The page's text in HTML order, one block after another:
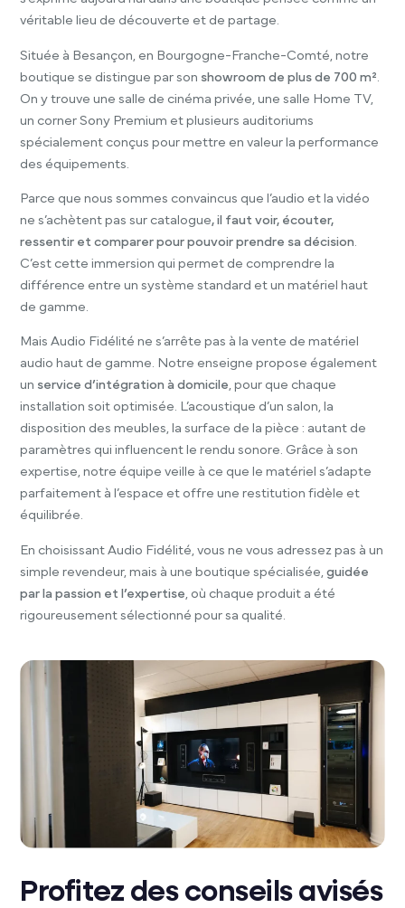
véritable lieu de découverte et de partage.
Située à Besançon, en Bourgogne-Franche-Comté, notre
boutique se distingue par son showroom de plus de 700 m²
On y trouve une salle de cinéma privée, une salle Home TV,
un corner Sony Premium et plusieurs auditoriums
spécialement conçus pour mettre en valeur la performance
des équipements.
Parce que nous sommes convaincus que l’audio et la vidéo
ne s’achètent pas sur catalogue, il faut voir, écouter,
ressentir et comparer pour pouvoir prendre sa décision.
C’est cette immersion qui permet de comprendre la
différence entre un système standard et un matériel haut
de gamme.
Mais Audio Fidélité ne s’arrête pas à la vente de matériel
audio haut de gamme. Notre enseigne propose également
un service d’intégration à domicile, pour que chaque
installation soit optimisée. L’acoustique d’un salon, la
disposition des meubles, la surface de la pièce : autant de
paramètres qui influencent le rendu sonore. Grâce à son
expertise, notre équipe veille à ce que le matériel s’adapte
parfaitement à l’espace et offre une restitution fidèle et
équilibrée.
En choisissant Audio Fidélité, vous ne vous adressez pas à un
simple revendeur, mais à une boutique spécialisée,guidée
par la passion et l’expertise , où chaque produit a été
rigoureusement sélectionné pour sa qualité.
Profitez des conseils avisés